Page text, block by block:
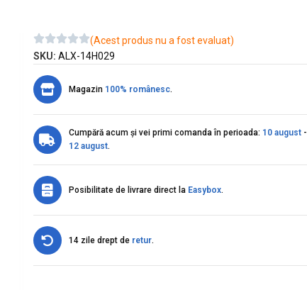
(Acest produs nu a fost evaluat)
SKU: ALX-14H029
Magazin 100% românesc.
Cumpără acum și vei primi comanda în perioada: 10 august-
12 august.
Posibilitate de livrare direct la Easybox.
14 zile drept de retur.